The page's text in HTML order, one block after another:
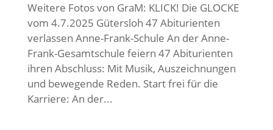
Weitere Fotos von GraM: KLICK! Die GLOCKE
vom 4.7.2025 Gütersloh 47 Abiturienten
verlassen Anne-Frank-Schule An der Anne-
Frank-Gesamtschule feiern 47 Abiturienten
ihren Abschluss: Mit Musik, Auszeichnungen
und bewegende Reden. Start frei für die
Karriere: An der...